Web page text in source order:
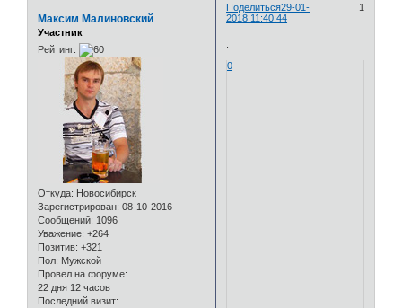
Поделиться 1
29-01-
2018 11:40:44
Максим Малиновский
Участник
Рейтинг:
Откуда: Новосибирск
Зарегистрирован: 08-10-2016
Сообщений: 1096
Уважение: +264
Позитив: +321
Пол: Мужской
Провел на форуме:
22 дня 12 часов
Последний визит:
0